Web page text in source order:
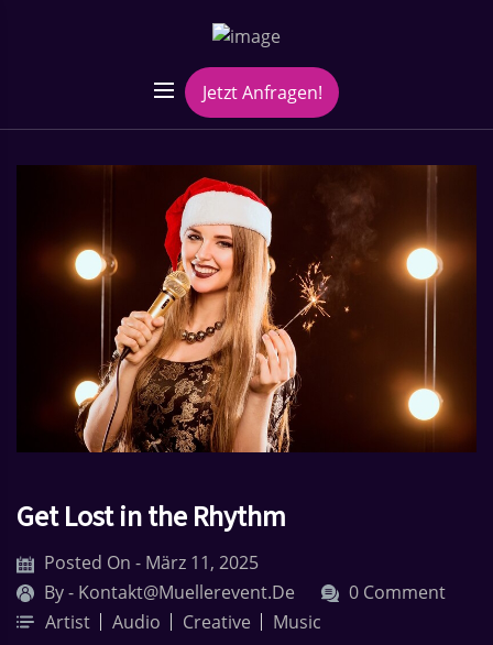
Jetzt Anfragen!
Get Lost in the Rhythm
Posted On - März 11, 2025
By - Kontakt@muellerevent.de
0 Comment
Artist
Audio Creative
Music